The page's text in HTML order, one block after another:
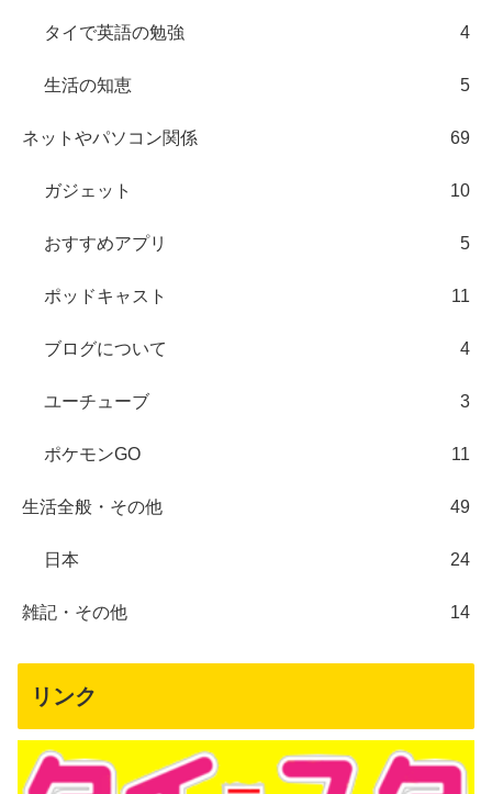
タイで英語の勉強 4
生活の知恵 5
ネットやパソコン関係 69
ガジェット 10
おすすめアプリ 5
ポッドキャスト 11
ブログについて 4
ユーチューブ 3
ポケモンGO 11
生活全般・その他 49
日本 24
雑記・その他 14
リンク